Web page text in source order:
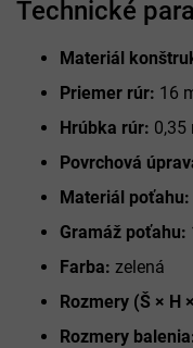
Technické
Materiál
Priemer rúr: 16
Hrúbka rúr: 0,35
Povrchová
Materiál poťahu:
Gramáž poťahu:
Farba: zelená
Rozmery (Š × H
Rozmery